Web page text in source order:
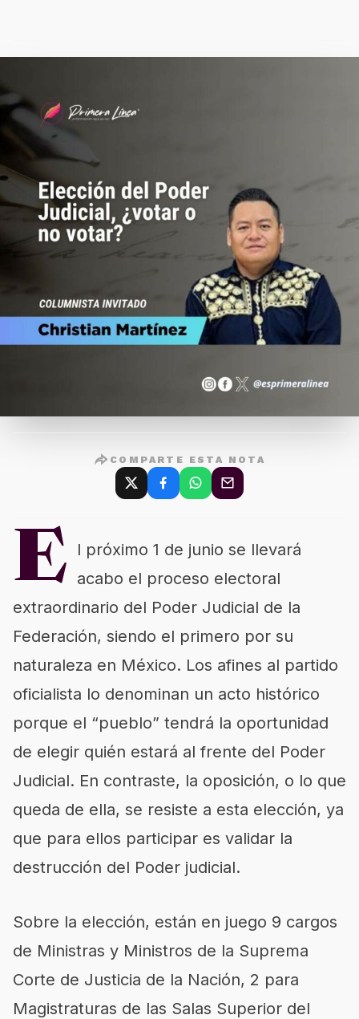
COMPARTE ESTA NOTA
E
l próximo 1 de junio se llevará
acabo el proceso electoral
extraordinario del Poder Judicial de la
Federación, siendo el primero por su
naturaleza en México. Los afines al partido
oficialista lo denominan un acto histórico
porque el “pueblo” tendrá la oportunidad
de elegir quién estará al frente del Poder
Judicial. En contraste, la oposición, o lo que
queda de ella, se resiste a esta elección, ya
que para ellos participar es validar la
destrucción del Poder judicial.
Sobre la elección, están en juego 9 cargos
de Ministras y Ministros de la Suprema
Corte de Justicia de la Nación, 2 para
Magistraturas de las Salas Superior del